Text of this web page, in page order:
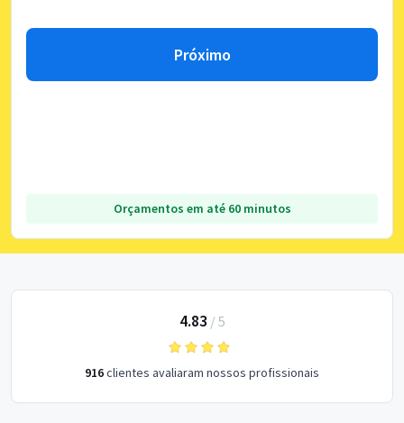
Próximo
Orçamentos em até 60 minutos
4.83 / 5
916clientes avaliaram nossos profissionais